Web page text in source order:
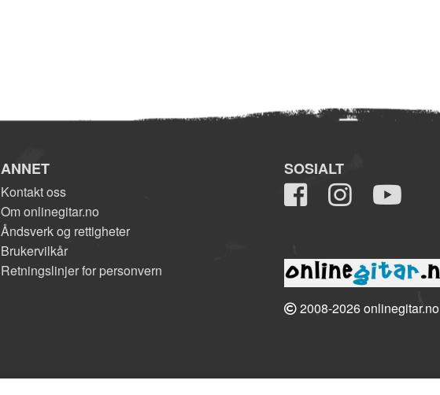
ANNET
Kontakt oss
Om onlinegitar.no
Åndsverk og rettigheter
Brukervilkår
Retningslinjer for personvern
SOSIALT
2008-2026 onlinegitar.no